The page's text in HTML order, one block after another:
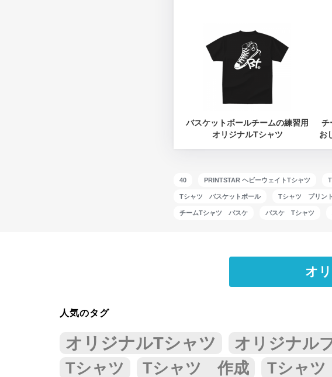
バスケットボールチームの練習用
オリジナルTシャツ
チ
お
40 PRINTSTAR ヘビーウェイトTシャツ
Tシャツ バスケットボール Tシャツ プリント
チームTシャツ バスケ バスケ Tシャツ
オ
人気のタグ
オリジナルTシャツ オリジナル
Tシャツ
Tシャツ 作成 Tシャ